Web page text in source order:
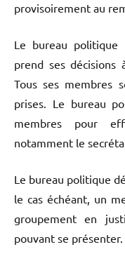
provisoirement au
Le bureau politique
prend ses décisions
Tous ses membres
prises. Le bureau
membres pour
notamment le
Le bureau politique
le cas échéant, un
groupement en
pouvant se présenter.